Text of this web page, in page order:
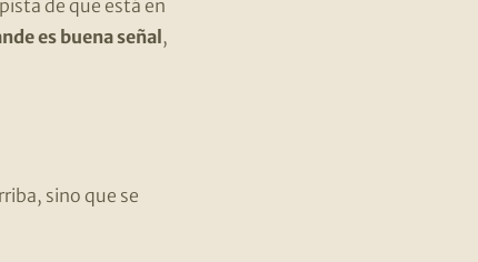
de que está en
es buena señal,
sino que se